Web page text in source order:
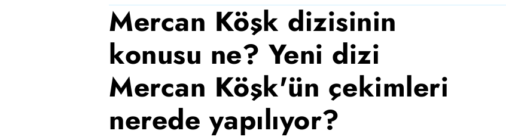
Mercan Köşk dizisinin
konusu ne? Yeni dizi
Mercan Köşk'ün çekimleri
nerede yapılıyor?